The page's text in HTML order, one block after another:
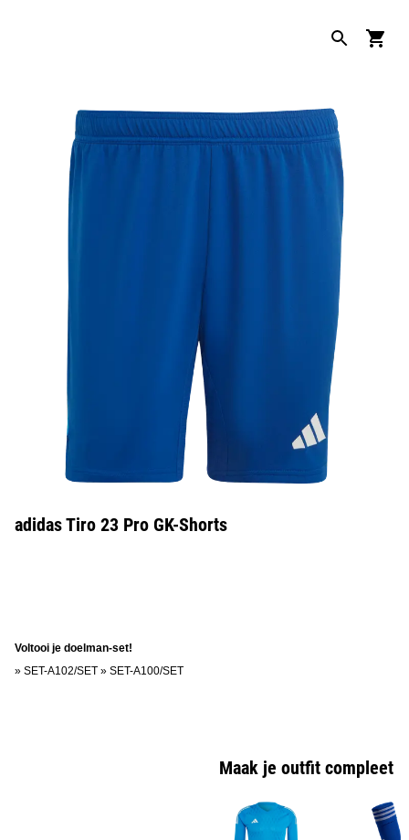
adidas Tiro 23 Pro GK-Shorts
Voltooi je doelman-set!
» SET-A102/SET » SET-A100/SET
Maak je outfit compleet